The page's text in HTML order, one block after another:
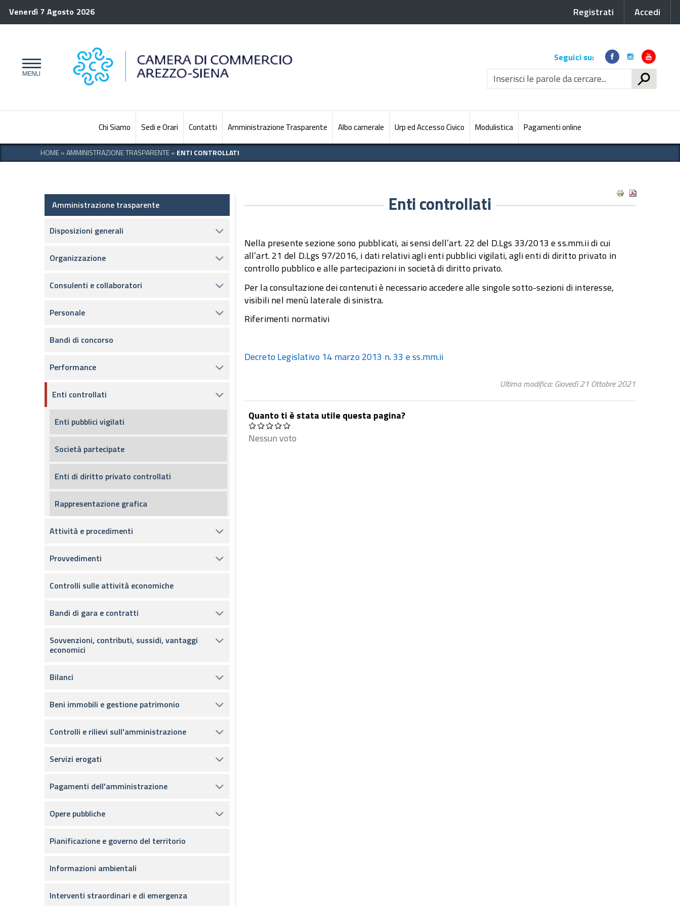
Venerdì 7 Agosto 2026 Accedi
Registrati
Link
social
Seguici su:
Chi Siamo Sedi e Orari Contatti Amministrazione Trasparente Albo camerale Urp ed Accesso Civico Modulistica Pagamenti online
HOME»AMMINISTRAZIONE TRASPARENTE» ENTI CONTROLLATI
Amministrazione trasparente
Disposizioni generali
Organizzazione
Consulenti e collaboratori
Personale
Bandi di concorso
Performance
Enti controllati
Enti pubblici vigilati
Società partecipate
Enti di diritto privato controllati
Rappresentazione grafica
Attività e procedimenti
Provvedimenti
Controlli sulle attività economiche
Bandi di gara e contratti
Sovvenzioni, contributi, sussidi, vantaggi
economici
Bilanci
Beni immobili e gestione patrimonio
Controlli e rilievi sull'amministrazione
Servizi erogati
Pagamenti dell'amministrazione
Opere pubbliche
Pianificazione e governo del territorio
Informazioni ambientali
Interventi straordinari e di emergenza
Enti controllati
Nella presente sezione sono pubblicati, ai sensi dell’art. 22 del D.Lgs 33/2013 e ss.mm.ii di cui
all’art. 21 del D.Lgs 97/2016, i dati relativi agli enti pubblici vigilati, agli enti di diritto privato in
controllo pubblico e alle partecipazioni in società di diritto privato.
Per la consultazione dei contenuti è necessario accedere alle singole sotto-sezioni di interesse,
visibili nel menù laterale di sinistra.
Riferimenti normativi
Decreto Legislativo 14 marzo 2013 n. 33 e ss.mm.ii
Ultima modifica: Giovedì 21 Ottobre 2021
Quanto ti è stata utile questa pagina?
Nessun voto